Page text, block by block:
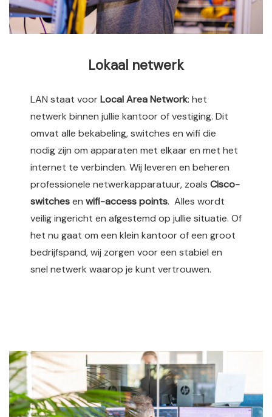
Lokaal netwerk
LAN staat voorLocal Area Network: het
netwerk binnen jullie kantoor of vestiging. Dit
omvat alle bekabeling, switches en wifi die
nodig zijn om apparaten met elkaar en met het
internet te verbinden. Wij leveren en beheren
professionele netwerkapparatuur, zoals Cisco-
switchesen wifi-access points. Alles wordt
veilig ingericht en afgestemd op jullie situatie. Of
het nu gaat om een klein kantoor of een groot
bedrijfspand, wij zorgen voor een stabiel en
snel netwerk waarop je kunt vertrouwen.